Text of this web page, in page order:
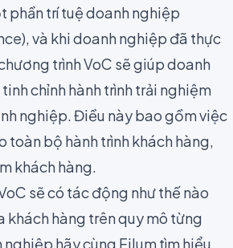
phần trí tuệ doanh nghiệp
), và khi doanh nghiệp đã thực
trình VoC sẽ giúp doanh
chỉnh hành trình trải nghiệm
nghiệp. Điều này bao gồm việc
toàn bộ hành trình khách hàng,
khách hàng.
sẽ có tác động như thế nào
khách hàng trên quy mô từng
hãy cùng Filum tìm hiểu